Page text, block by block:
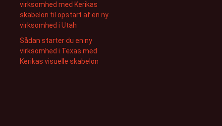
virksomhed med Kerikas
skabelon til opstart af en ny
virksomhed i Utah
Sådan starter du en ny
virksomhed i Texas med
Kerikas visuelle skabelon